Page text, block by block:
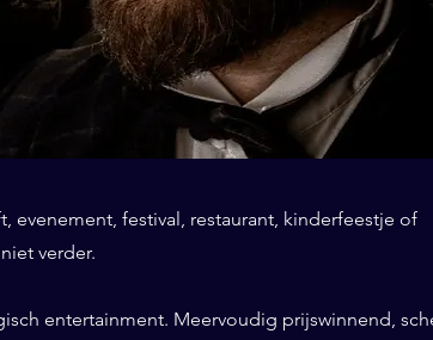
evenement, festival, restaurant, kinderfeestje of
verder.
entertainment. Meervoudig prijswinnend,